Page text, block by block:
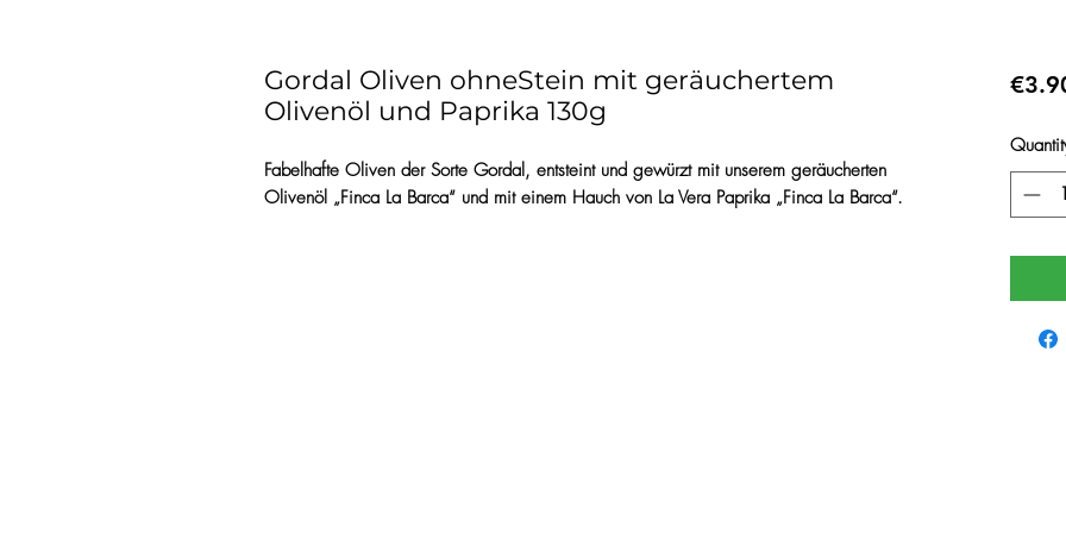
Gordal Oliven ohneStein mit geräuchertem
Olivenöl und Paprika 130g
Fabelhafte Oliven der Sorte Gordal, entsteint und gewürzt mit unserem geräucherten
Olivenöl „Finca La Barca“ und mit einem Hauch von La Vera Paprika „Finca La Barca“.